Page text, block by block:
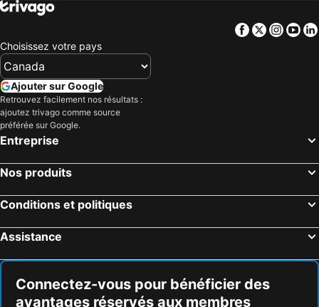
Facebook
Twitter
Choisissez votre pays
Ajouter sur Google
Retrouvez facilement nos résultats :
ajoutez trivago comme source
préférée sur Google.
Entreprise
Nos produits
Conditions et politiques
Assistance
Connectez-vous pour bénéficier des
avantages réservés aux membres